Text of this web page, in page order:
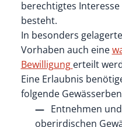
berechtigtes
besteht.
In besonders
Vorhaben auch eine
Bewilligung erteilt
Eine Erlaubnis
folgende
Entnehmen
oberirdischen